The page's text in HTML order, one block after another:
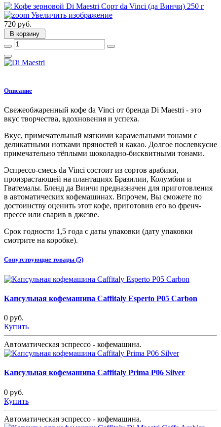
Увеличить изображение
720 руб.
В корзину
Описание
Свежеобжаренный кофе da Vinci от бренда Di Maestri - это
вкус творчества, вдохновения и успеха.
Вкус, примечательный мягкими карамельными тонами с
деликатными нотками пряностей и какао. Долгое послевкусие
примечательно тёплыми шоколадно-бисквитными тонами.
Эспрессо-смесь da Vinci состоит из сортов арабики,
произрастающей на плантациях Бразилии, Колумбии и
Гватемалы. Бленд да Винчи предназначен для приготовления
в автоматических кофемашинах. Впрочем, Вы сможете по
достоинству оценить этот кофе, приготовив его во френч-
прессе или сварив в джезве.
Срок годности 1,5 года с даты упаковки (дату упаковки
смотрите на коробке).
Сопутствующие товары (5)
Капсульная кофемашина Caffitaly Esperto P05 Carbon
0 руб.
Купить
Автоматическая эспрессо - кофемашина.
Капсульная кофемашина Caffitaly Prima P06 Silver
0 руб.
Купить
Автоматическая эспрессо - кофемашина.